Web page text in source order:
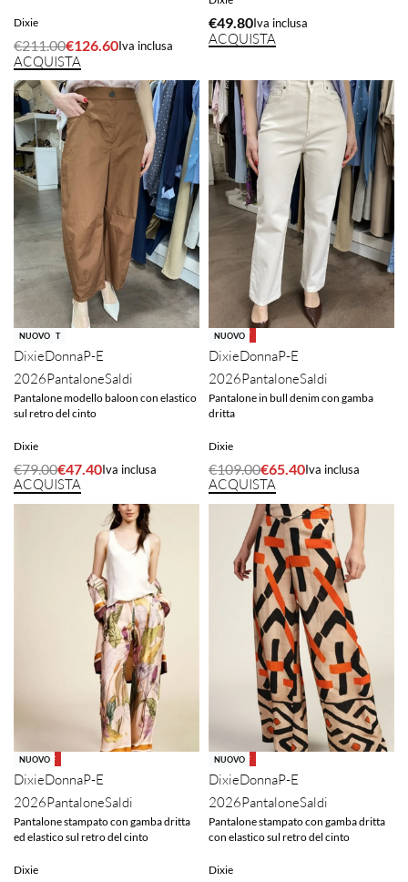
Dixie
€211.00€126.60Iva inclusa
ACQUISTA
€49.80Iva inclusa
ACQUISTA
-40% OFF
SOLD OUT
NUOVO
DixieDonnaP-E
2026PantaloneSaldi
Pantalone modello baloon con elastico
sul retro del cinto
Dixie
€79.00€47.40Iva inclusa
ACQUISTA
-40% OFF
NUOVO
DixieDonnaP-E
2026PantaloneSaldi
Pantalone in bull denim con gamba
dritta
Dixie
€109.00€65.40Iva inclusa
ACQUISTA
-40% OFF
NUOVO
DixieDonnaP-E
2026PantaloneSaldi
Pantalone stampato con gamba dritta
ed elastico sul retro del cinto
Dixie
-40% OFF
NUOVO
DixieDonnaP-E
2026PantaloneSaldi
Pantalone stampato con gamba dritta
con elastico sul retro del cinto
Dixie